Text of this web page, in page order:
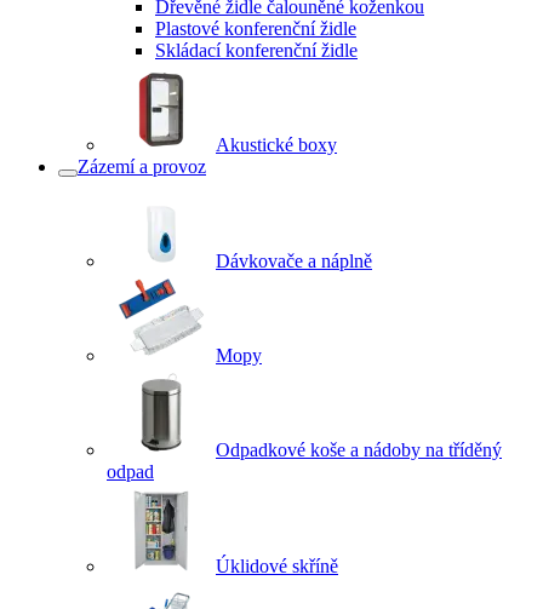
Dřevěné židle čalouněné koženkou
Plastové konferenční židle
Skládací konferenční židle
Akustické boxy
Zázemí a provoz
Dávkovače a náplně
Mopy
Odpadkové koše a nádoby na tříděný
odpad
Úklidové skříně